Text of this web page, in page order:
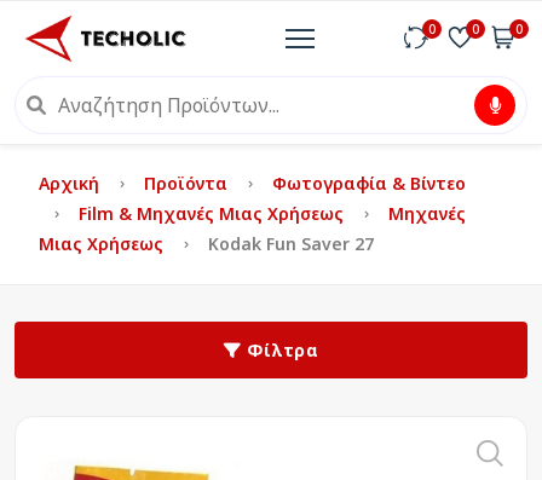
0 0 0
Αρχική Προϊόντα
Φωτογραφία & Βίντεο
Film & Μηχανές Μιας Χρήσεως
Μηχανές
Μιας Χρήσεως
Kodak Fun Saver 27
Φίλτρα